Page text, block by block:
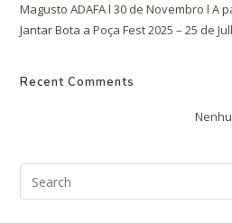
Magusto ADAFA l 30 de Novembro l A
Jantar Bota a Poça Fest 2025 – 25 de
Recent Comments